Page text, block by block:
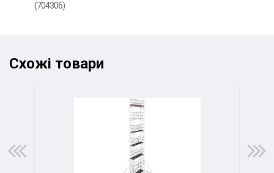
(704306)
Схожі товари